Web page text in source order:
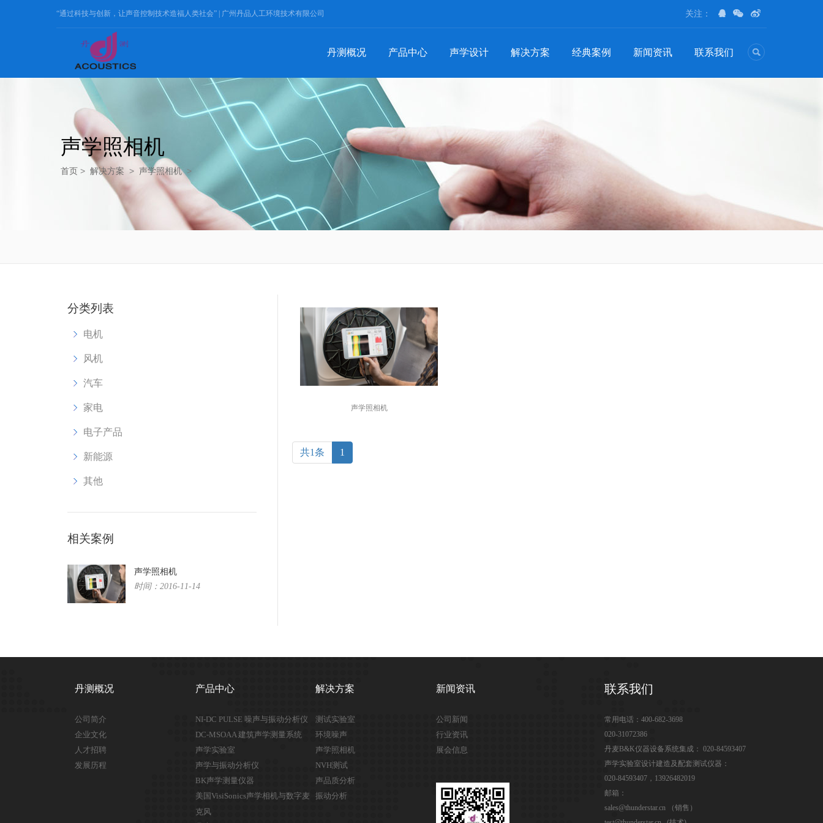
“通过科技与创新，让声音控制技术造福人类社会” | 广州丹品人工环境技术有限公司 关注：
丹测概况 产品中心 声学设计 解决方案 经典案例 新闻资讯 联系我们
声学照相机
首页 > 解决方案 > 声学照相机>
声学照相机
共1条 1
分类列表
电机
风机
汽车
家电
电子产品
新能源
其他
相关案例
声学照相机
时间：2016-11-14
丹测概况
公司简介
企业文化
人才招聘
发展历程
产品中心
NI-DC PULSE 噪声与振动分析仪
DC-MSOAA 建筑声学测量系统
声学实验室
声学与振动分析仪
BK声学测量仪器
美国VisiSonics声学相机与数字麦
克风
解决方案
测试实验室
环境噪声
声学照相机
NVH测试
声品质分析
振动分析
新闻资讯
公司新闻
行业资讯
展会信息
联系我们
常用电话：400-682-3698
020-31072386
丹麦B&K仪器设备系统集成： 020-84593407
声学实验室设计建造及配套测试仪器：
020-84593407，13926482019
邮箱：
sales@thunderstar.cn （销售）